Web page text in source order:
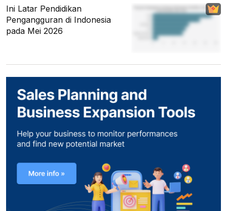
Ini Latar Pendidikan
Pengangguran di Indonesia
pada Mei 2026